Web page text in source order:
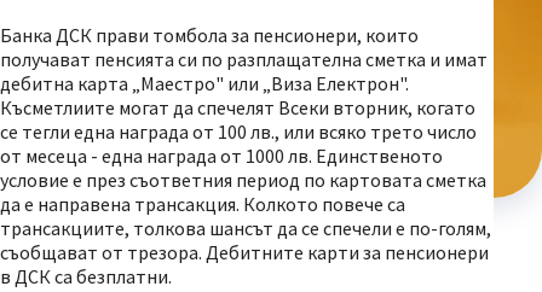
Банка ДСК прави томбола за пенсионери, които
получават пенсията си по разплащателна сметка и имат
дебитна карта „Маестро" или „Виза Електрон".
Късметлиите могат да спечелят Всеки вторник, когато
се тегли една награда от 100 лв., или всяко трето число
от месеца - една награда от 1000 лв. Единственото
условие е през съответния период по картовата сметка
да е направена трансакция. Колкото повече са
трансакциите, толкова шансът да се спечели е по-голям,
съобщават от трезора. Дебитните карти за пенсионери
в ДСК са безплатни.